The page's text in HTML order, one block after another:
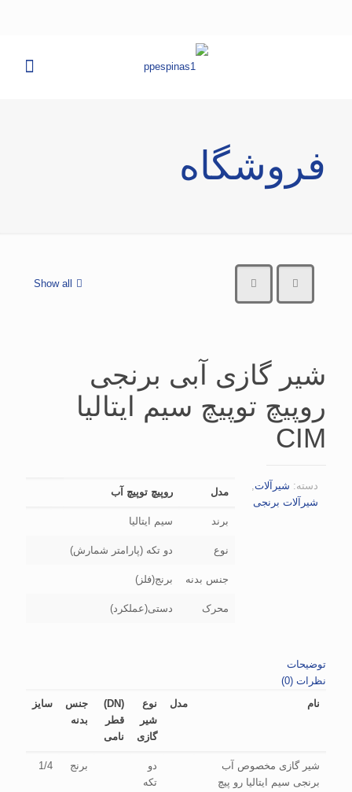
فروشگاه
Show all
شیر گازی آبی برنجی
روپیچ توپیچ سیم ایتالیا
CIM
مدل روپیچ توپیچ آب
برند سیم ایتالیا
نوع دو تکه (پارامتر شمارش)
جنس بدنه برنج(فلز)
محرک دستی(عملکرد)
دسته: شیرآلات,
شیرآلات برنجی
توضیحات
نظرات (0)
نام
مدل
نوع
شیر
گازی
(DN)
قطر
نامی
جنس
بدنه
سایز
شیر گازی مخصوص آب
برنجی سیم ایتالیا رو پیچ
دو
تکه
برنج 1/4